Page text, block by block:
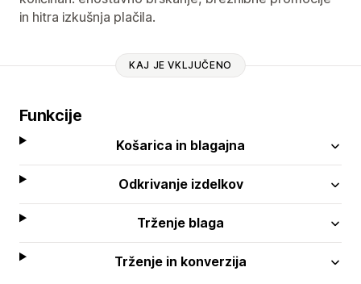
in hitra izkušnja plačila.
KAJ JE VKLJUČENO
Funkcije
Košarica in blagajna
Odkrivanje izdelkov
Trženje blaga
Trženje in konverzija